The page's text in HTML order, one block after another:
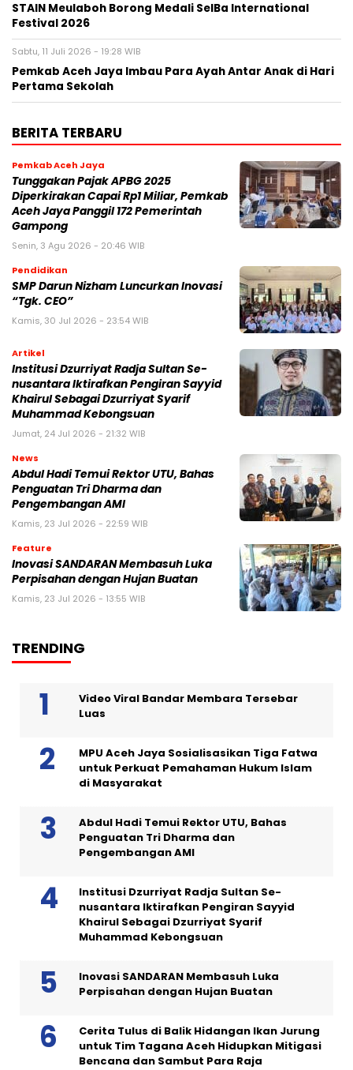
STAIN Meulaboh Borong Medali SeIBa International
Festival 2026
Sabtu, 11 Juli 2026 - 19:28 WIB
Pemkab Aceh Jaya Imbau Para Ayah Antar Anak di Hari
Pertama Sekolah
BERITA TERBARU
Pemkab Aceh Jaya
Tunggakan Pajak APBG 2025
Diperkirakan Capai Rp1 Miliar, Pemkab
Aceh Jaya Panggil 172 Pemerintah
Gampong
Senin, 3 Agu 2026 - 20:46 WIB
Pendidikan
SMP Darun Nizham Luncurkan Inovasi
“Tgk. CEO”
Kamis, 30 Jul 2026 - 23:54 WIB
Artikel
Institusi Dzurriyat Radja Sultan Se-
nusantara Iktirafkan Pengiran Sayyid
Khairul Sebagai Dzurriyat Syarif
Muhammad Kebongsuan
Jumat, 24 Jul 2026 - 21:32 WIB
News
Abdul Hadi Temui Rektor UTU, Bahas
Penguatan Tri Dharma dan
Pengembangan AMI
Kamis, 23 Jul 2026 - 22:59 WIB
Feature
Inovasi SANDARAN Membasuh Luka
Perpisahan dengan Hujan Buatan
Kamis, 23 Jul 2026 - 13:55 WIB
TRENDING
Video Viral Bandar Membara Tersebar
Luas
MPU Aceh Jaya Sosialisasikan Tiga Fatwa
untuk Perkuat Pemahaman Hukum Islam
di Masyarakat
Abdul Hadi Temui Rektor UTU, Bahas
Penguatan Tri Dharma dan
Pengembangan AMI
Institusi Dzurriyat Radja Sultan Se-
nusantara Iktirafkan Pengiran Sayyid
Khairul Sebagai Dzurriyat Syarif
Muhammad Kebongsuan
Inovasi SANDARAN Membasuh Luka
Perpisahan dengan Hujan Buatan
Cerita Tulus di Balik Hidangan Ikan Jurung
untuk Tim Tagana Aceh Hidupkan Mitigasi
Bencana dan Sambut Para Raja